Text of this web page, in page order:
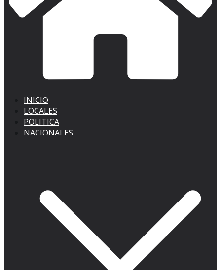
INICIO
LOCALES
POLITICA
NACIONALES